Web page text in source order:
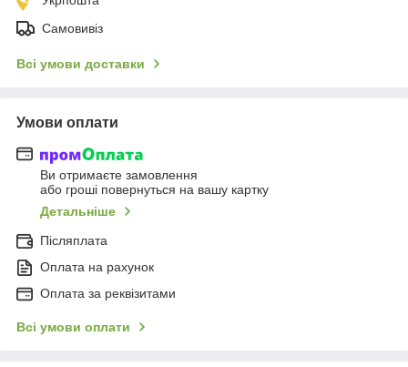
Самовивіз
Всі умови доставки
Умови оплати
Ви отримаєте замовлення
або гроші повернуться на вашу картку
Детальніше
Післяплата
Оплата на рахунок
Оплата за реквізитами
Всі умови оплати